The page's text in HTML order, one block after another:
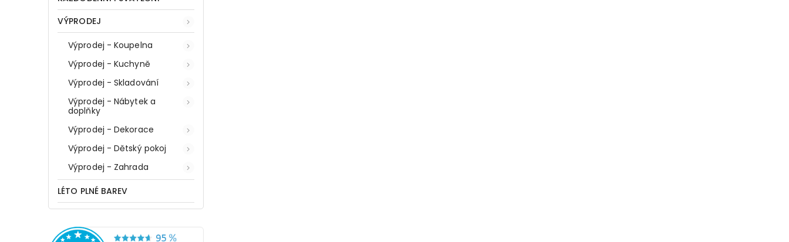
VÝPRODEJ
Výprodej - Koupelna
Výprodej - Kuchyně
Výprodej - Skladování
Výprodej - Nábytek a
doplňky
Výprodej - Dekorace
Výprodej - Dětský pokoj
Výprodej - Zahrada
LÉTO PLNÉ BAREV